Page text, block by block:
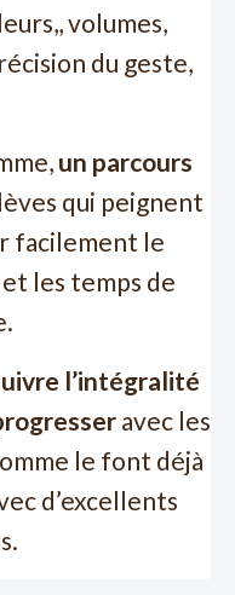
volumes,
du geste,
un parcours
qui peignent
facilement le
les temps de
l’intégralité
avec les
le font déjà
d’excellents